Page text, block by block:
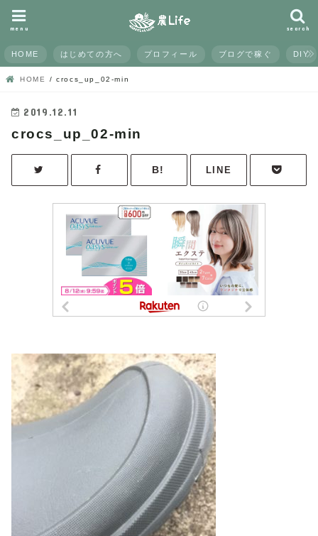
search
menu
HOME はじめての方へ プロフィール ブログで稼ぐ DIY
HOME crocs_up_02-min
2019.12.11
crocs_up_02-min
LINE